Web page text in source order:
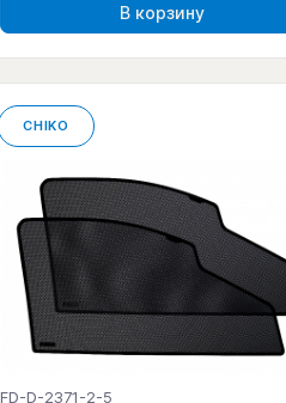
В корзину
CHIKO
FD-D-2371-2-5